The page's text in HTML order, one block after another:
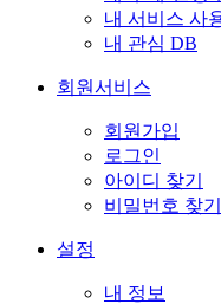
내 서비스 사
내 관심 DB
회원서비스
회원가입
로그인
아이디 찾기
비밀번호 찾기
설정
내 정보